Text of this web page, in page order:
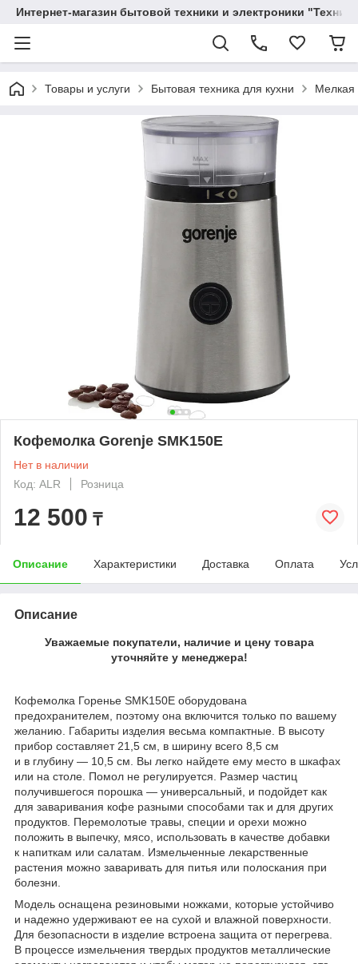
Интернет-магазин бытовой техники и электроники
Товары и услуги Бытовая техника для кухни Мелкая
Кофемолка Gorenje SMK150E
Нет в наличии
Код: ALR
Розница
12 500 ₸
Описание Характеристики Доставка Оплата
Описание
Уважаемые покупатели, наличие и цену товара
уточняйте у менеджера!
Кофемолка Горенье SMK150E оборудована
предохранителем, поэтому она включится только по вашему
желанию. Габариты изделия весьма компактные. В высоту
прибор составляет 21,5 см, в ширину всего 8,5 см
и в глубину — 10,5 см. Вы легко найдете ему место в шкафах
или на столе. Помол не регулируется. Размер частиц
получившегося порошка — универсальный, и подойдет как
для заваривания кофе разными способами так и для других
продуктов. Перемолотые травы, специи и орехи можно
положить в выпечку, мясо, использовать в качестве добавки
к напиткам или салатам. Измельченные лекарственные
растения можно заваривать для питья или полоскания при
болезни.
Модель оснащена резиновыми ножками, которые устойчиво
и надежно удерживают ее на сухой и влажной поверхности.
Для безопасности в изделие встроена защита от перегрева.
В процессе измельчения твердых продуктов металлические